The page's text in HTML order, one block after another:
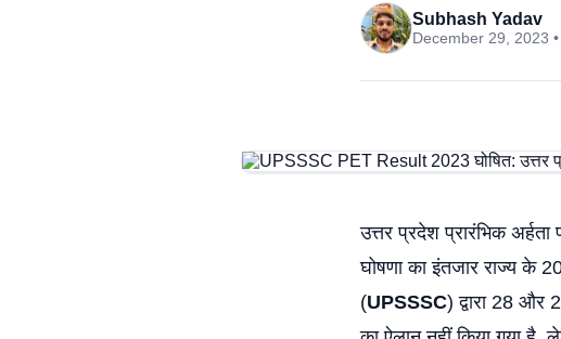
Subhash Yadav
December 29, 2023
उत्तर प्रदेश प्रारंभिक अर्हता
घोषणा का इंतजार राज्य के
(UPSSSC) द्वारा 28 और